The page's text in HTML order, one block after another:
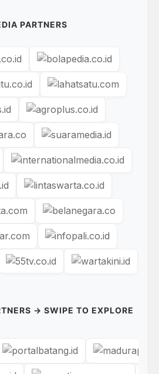
PARTNERS
→ SWIPE TO EXPLORE